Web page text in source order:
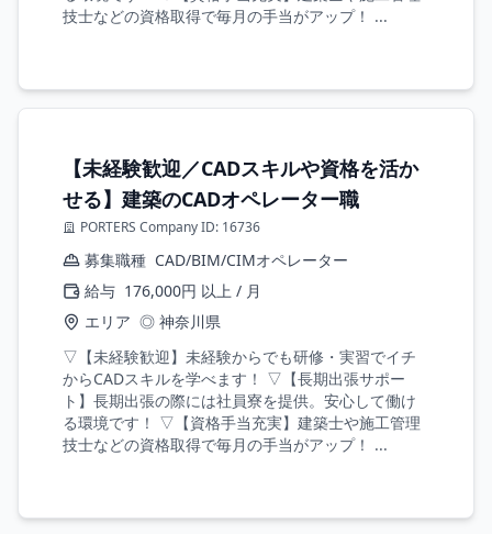
技士などの資格取得で毎月の手当がアップ！ ...
【未経験歓迎／CADスキルや資格を活か
せる】建築のCADオペレーター職
PORTERS Company ID: 16736
募集職種 CAD/BIM/CIMオペレーター
給与 176,000円 以上 / 月
エリア ◎ 神奈川県
▽【未経験歓迎】未経験からでも研修・実習でイチ
からCADスキルを学べます！ ▽【長期出張サポー
ト】長期出張の際には社員寮を提供。安心して働け
る環境です！ ▽【資格手当充実】建築士や施工管理
技士などの資格取得で毎月の手当がアップ！ ...